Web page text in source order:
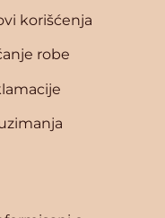
korišćenja
robe